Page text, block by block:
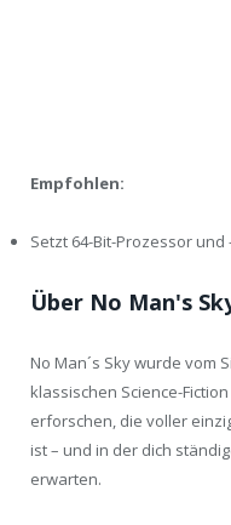
Empfohlen:
Setzt 64-Bit-Prozessor
Über No Man's
No Man´s Sky wurde vom
klassischen Science-
erforschen, die voller
ist – und in der dich
erwarten.